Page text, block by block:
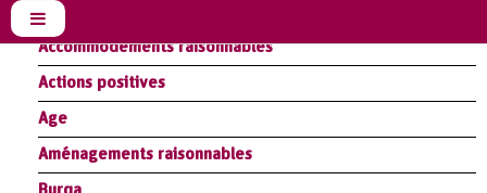
Panneau latéral
Résumé Module Handicap : aménagements raisonnables
Accommodements raisonnables
Actions positives
Age
Aménagements raisonnables